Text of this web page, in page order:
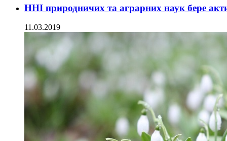
ННІ природничих та аграрних наук бере
11.03.2019